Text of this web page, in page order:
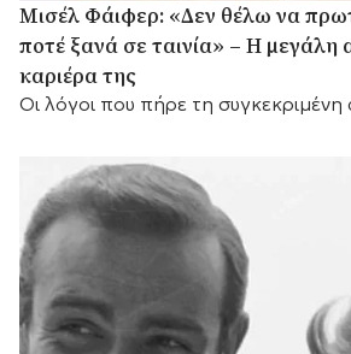
Μισέλ Φάιφερ: «Δεν θέλω να
ποτέ ξανά σε ταινία» – Η μεγάλη
καριέρα της
Οι λόγοι που πήρε τη